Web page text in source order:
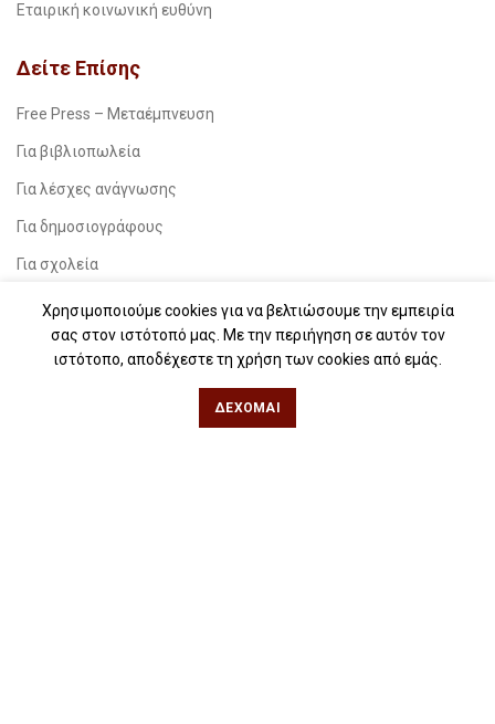
Εταιρική κοινωνική ευθύνη
Δείτε Επίσης
Free Press – Μεταέμπνευση
Για βιβλιοπωλεία
Για λέσχες ανάγνωσης
Για δημοσιογράφους
Για σχολεία
Για βιβλιοφιλικές ομάδες
Θεσσαλονίκη
Χρησιμοποιούμε cookies για να βελτιώσουμε την εμπειρία
σας στον ιστότοπό μας. Με την περιήγηση σε αυτόν τον
ιστότοπο, αποδέχεστε τη χρήση των cookies από εμάς.
ΔΈΧΟΜΑΙ